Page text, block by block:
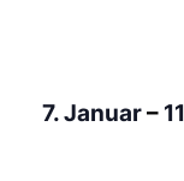
7. Januar–